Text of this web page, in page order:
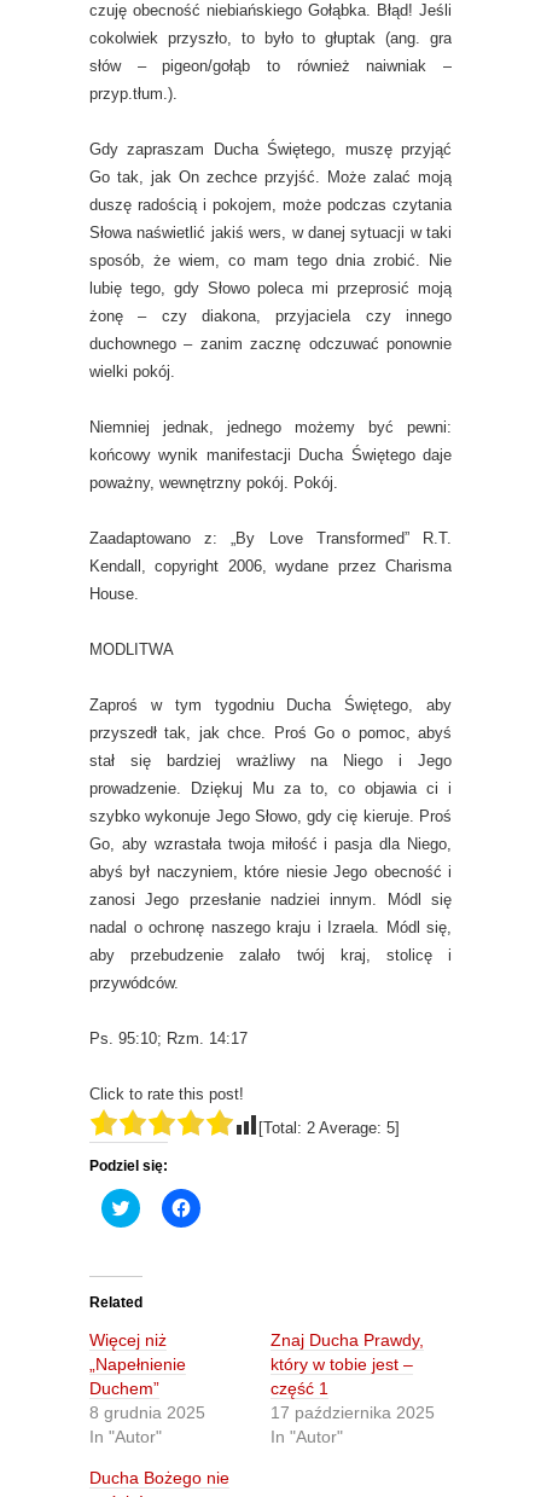
czuję obecność niebiańskiego Gołąbka. Błąd! Jeśli
cokolwiek przyszło, to było to głuptak (ang. gra
słów – pigeon/gołąb to również naiwniak –
przyp.tłum.).
Gdy zapraszam Ducha Świętego, muszę przyjąć
Go tak, jak On zechce przyjść. Może zalać moją
duszę radością i pokojem, może podczas czytania
Słowa naświetlić jakiś wers, w danej sytuacji w taki
sposób, że wiem, co mam tego dnia zrobić. Nie
lubię tego, gdy Słowo poleca mi przeprosić moją
żonę – czy diakona, przyjaciela czy innego
duchownego – zanim zacznę odczuwać ponownie
wielki pokój.
Niemniej jednak, jednego możemy być pewni:
końcowy wynik manifestacji Ducha Świętego daje
poważny, wewnętrzny pokój. Pokój.
Zaadaptowano z: „By Love Transformed” R.T.
Kendall, copyright 2006, wydane przez Charisma
House.
MODLITWA
Zaproś w tym tygodniu Ducha Świętego, aby
przyszedł tak, jak chce. Proś Go o pomoc, abyś
stał się bardziej wrażliwy na Niego i Jego
prowadzenie. Dziękuj Mu za to, co objawia ci i
szybko wykonuje Jego Słowo, gdy cię kieruje. Proś
Go, aby wzrastała twoja miłość i pasja dla Niego,
abyś był naczyniem, które niesie Jego obecność i
zanosi Jego przesłanie nadziei innym. Módl się
nadal o ochronę naszego kraju i Izraela. Módl się,
aby przebudzenie zalało twój kraj, stolicę i
przywódców.
Ps. 95:10; Rzm. 14:17
Click to rate this post!
[Total: 2 Average: 5]
Podziel się:
C
l
t
o
s
h
a
r
e
o
n
T
w
t
t
C
l
n
F
e
b
Related
Więcej niż
„Napełnienie
Duchem”
8 grudnia 2025
In "Autor"
Znaj Ducha Prawdy,
który w tobie jest –
część 1
17 października 2025
In "Autor"
Ducha Bożego nie